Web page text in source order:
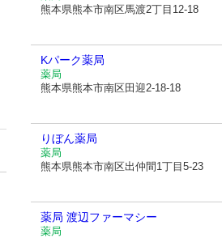
熊本県熊本市南区馬渡2丁目12-18
Kパーク薬局
薬局
熊本県熊本市南区田迎2-18-18
りぼん薬局
薬局
熊本県熊本市南区出仲間1丁目5-23
薬局 渡辺ファーマシー
薬局